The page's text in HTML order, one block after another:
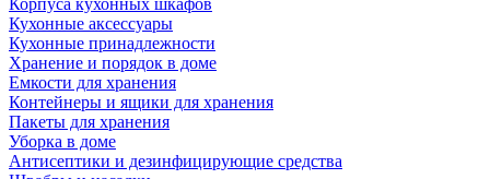
Корпуса кухонных шкафов
Кухонные аксессуары
Кухонные принадлежности
Хранение и порядок в доме
Емкости для хранения
Контейнеры и ящики для хранения
Пакеты для хранения
Уборка в доме
Антисептики и дезинфицирующие средства